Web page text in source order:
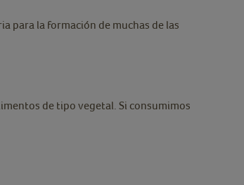
para la formación de muchas de las
de tipo vegetal. Si consumimos